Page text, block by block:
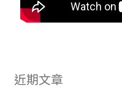
近期文章